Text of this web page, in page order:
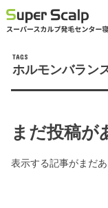
ホーム
女性の発毛
男性の発毛
ホルモンバラン
まだ投稿が
表示する記事がまだあ